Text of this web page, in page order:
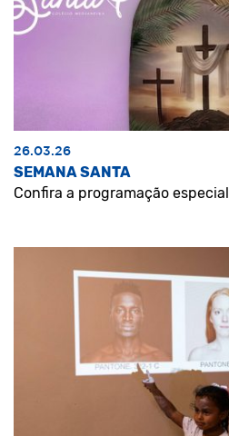
26.03.26
SEMANA SANTA
Confira a programação